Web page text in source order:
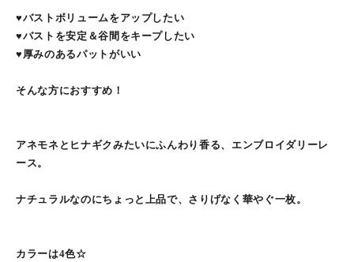
♥バストボリュームをアップしたい
♥バストを安定＆谷間をキープしたい
♥厚みのあるパットがいい
そんな方におすすめ！
アネモネとヒナギクみたいにふんわり香る、エンブロイダリーレ
ース。
ナチュラルなのにちょっと上品で、さりげなく華やぐ一枚。
カラーは4色☆